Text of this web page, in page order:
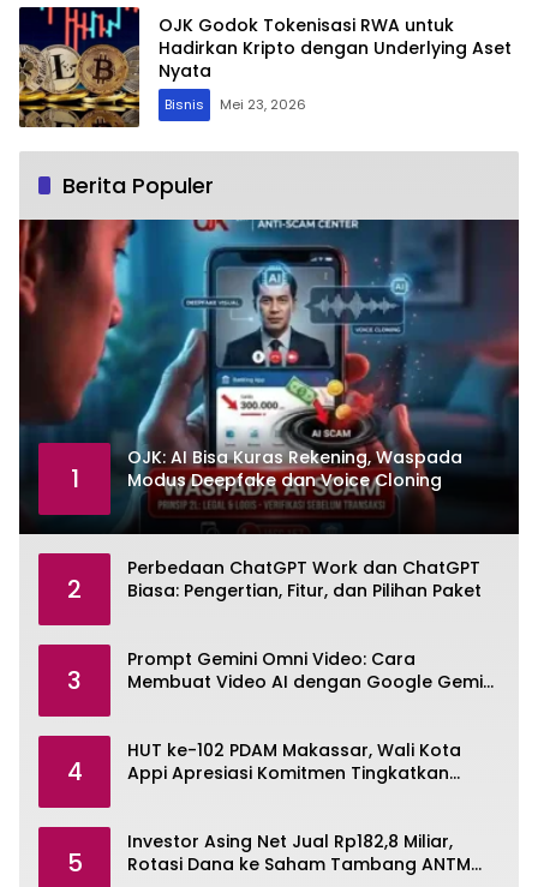
OJK Godok Tokenisasi RWA untuk
Hadirkan Kripto dengan Underlying Aset
Nyata
Bisnis Mei 23, 2026
Berita Populer
1
OJK: AI Bisa Kuras Rekening, Waspada
Modus Deepfake dan Voice Cloning
2
Perbedaan ChatGPT Work dan ChatGPT
Biasa: Pengertian, Fitur, dan Pilihan Paket
3
Prompt Gemini Omni Video: Cara
Membuat Video AI dengan Google Gemini
4
HUT ke-102 PDAM Makassar, Wali Kota
Appi Apresiasi Komitmen Tingkatkan
5
Investor Asing Net Jual Rp182,8 Miliar,
Rotasi Dana ke Saham Tambang ANTM